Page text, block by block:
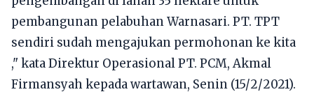
pembangunan pelabuhan Warnasari. PT. TPT
sendiri sudah mengajukan permohonan ke kita
," kata Direktur Operasional PT. PCM, Akmal
Firmansyah kepada wartawan, Senin (15/2/2021).